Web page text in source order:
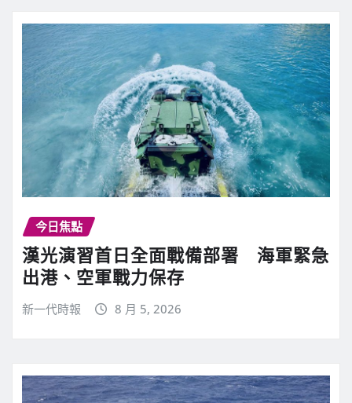
今日焦點
漢光演習首日全面戰備部署 海軍緊急
出港、空軍戰力保存
新一代時報 8 月 5, 2026